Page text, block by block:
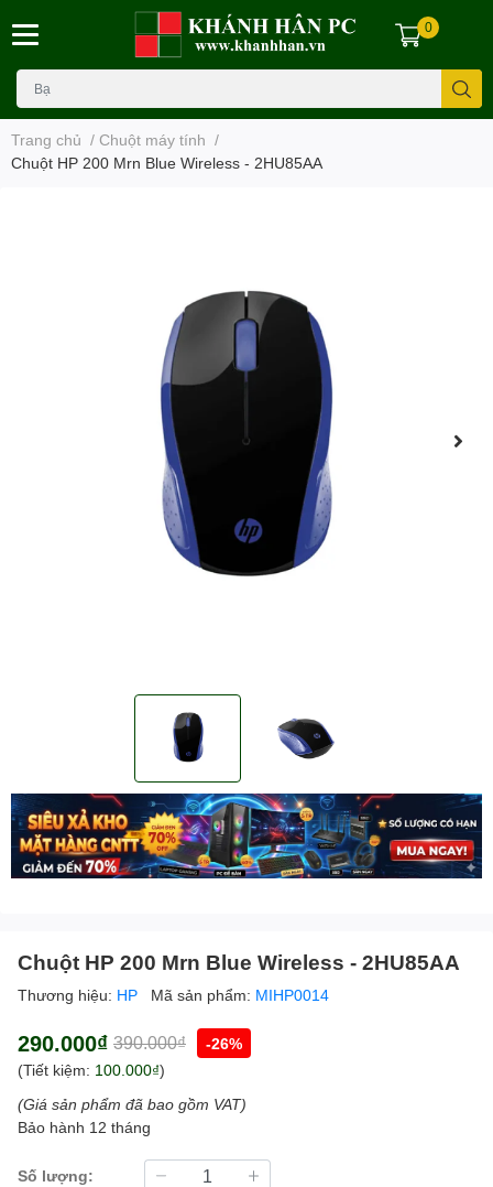
0
Trang chủ / Chuột máy tính /
Chuột HP 200 Mrn Blue Wireless - 2HU85AA
Chuột HP 200 Mrn Blue Wireless - 2HU85AA
Thương hiệu: HP Mã sản phẩm: MIHP0014
290.000₫ 390.000₫
-26%
(Tiết kiệm: 100.000₫)
(Giá sản phẩm đã bao gồm VAT)
Bảo hành 12 tháng
Số lượng: